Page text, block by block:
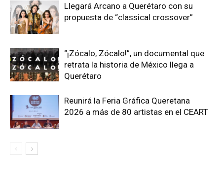
Llegará Arcano a Querétaro con su
propuesta de “classical crossover”
“¡Zócalo, Zócalo!”, un documental que
retrata la historia de México llega a
Querétaro
Reunirá la Feria Gráfica Queretana
2026 a más de 80 artistas en el CEART